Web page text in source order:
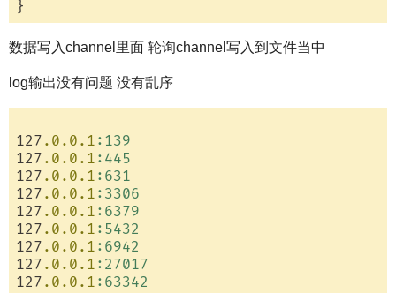
数据写入channel里面 轮询channel写入到文件当中
log输出没有问题 没有乱序
127 .0 .0 .1 :139
127 .0 .0 .1 :445
127 .0 .0 .1 :631
127 .0 .0 .1 :3306
127 .0 .0 .1 :6379
127 .0 .0 .1 :5432
127 .0 .0 .1 :6942
127 .0 .0 .1 :27017
127 .0 .0 .1 :63342